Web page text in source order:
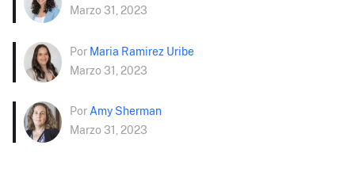
Marzo 31, 2023
Por Maria Ramirez Uribe
Marzo 31, 2023
Por Amy Sherman
Marzo 31, 2023